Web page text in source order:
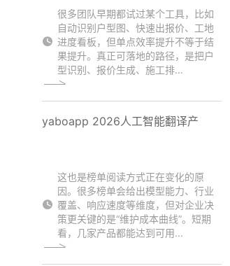
很多团队早期都试过某个工具，比如
自动识别户型图、快速出报价、工地
进度看板，但单点效率提升不等于结
果提升。真正可落地的路径，是把户
型识别、报价生成、施工排...
yaboapp 2026人工智能翻译产
这也是榜单阅读方式正在变化的原
因。很多榜单会给出模型能力、行业
覆盖、响应速度等维度，但对企业决
策更关键的是“维护成本曲线”。短期
看，几家产品都能达到可用...